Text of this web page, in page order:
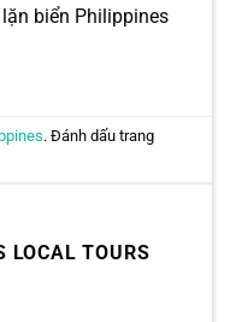
biển Philippines
. Đánh dấu trang
LOCAL TOURS